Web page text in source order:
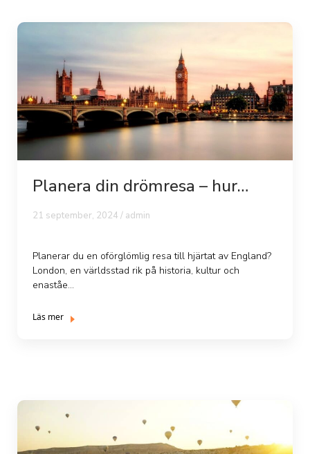
Planera din drömresa – hur
mycket kos...
21 september, 2024 / admin
Planerar du en oförglömlig resa till hjärtat av England?
London, en världsstad rik på historia, kultur och
enaståe...
Läs mer